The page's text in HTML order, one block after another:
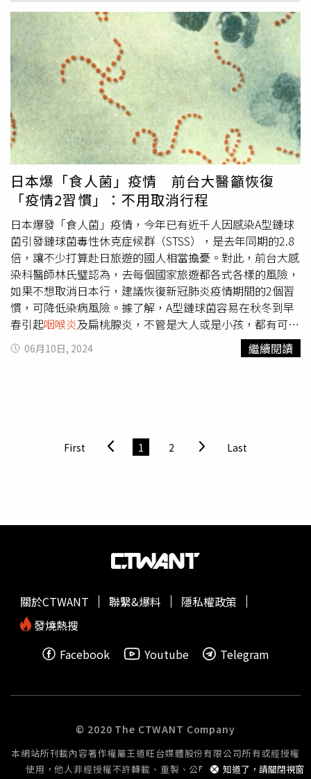
師表示，感染A型鏈球菌之後，常會發生咽喉炎、扁桃腺
炎，還有一些皮膚軟組織的發炎，少部分的人會出現風濕性
關節炎或風濕性心臟病等問題，而感染A型鏈球菌嚴重時會
引起休克、器官衰竭，甚至是死亡的危險，其中如果引發毒
性休克症候群（Streptococcal Toxic Shock Syndrome，簡
稱STSS）的時候，預估有超過三成的死亡率。「經過適當
的治療，A型鏈球菌感染的治癒率還是很高的。」何愉懷醫
師表示，目前針對A型鏈球菌的治療，主要以抗生素為主，
臨床上使用盤尼西林或頭孢子素的治療效果都很好，所以，
請大家不用太擔心。前陣子一位59歲的女性因為下腹部疼痛
就醫，後來因為休克被轉至花蓮慈院，後續在醫療團隊的細
心照護下，病況穩定後順利出院。花蓮慈濟醫院感染科何愉
懷醫師表示：戴口罩落實手部衛生，防疫做得好假期沒煩
惱。（圖／花蓮慈濟醫院提供）何愉懷醫師表示，其實A型
鏈球菌是很常見的細菌，以花蓮慈院為例，每年平均個案數
大約20至30例，2024年上半年則是收治8例。而在疾病管制
署監控下，臺灣目前沒有出現A型鏈球菌感染案例特別增加
的現象，所以，大家不用太過於恐慌，因為「食人菌」這個
別名很恐怖，就自己嚇自己。比起嚇人的A型鏈球菌，何愉
懷醫師提醒大家，臨床上發現，近日的新冠、流感、腸病毒
與腺病毒感染人數不停累積，而且本來換季時就是流感的好
保護周遭的人。防疫工作做得好，暑假出遊沒煩惱，何愉懷
醫師說，落實防疫維持身體健康，才能好好的享受愉快的假
日本爆「食人菌」疫情 前台大醫籲恢復
「疫情2習慣」：不用取消行程
日本爆發「食人菌」疫情，今年已有近千人因感染A型鏈球
菌引發鏈球菌毒性休克症候群（STSS），是去年同期的2.8
倍，讓不少打算赴日旅遊的國人相當擔憂。對此，前台大感
染科醫師林氏璧認為，去每個國家旅遊都各式各樣的風險，
如果不想取消日本行，建議恢復新冠肺炎疫情期間的2個習
慣，可降低染病風險。據了解，A型鏈球菌容易在秋冬到早
春引起咽喉炎及扁桃腺炎，不管是大人或是小孩，都有可能
會被感染，依侵犯部位不同，症狀也不一樣，最常見就是喉
嚨，造成化膿性扁桃腺炎，患者喉嚨扁桃腺像被塗上一層奶
是把necrotizing fasciitis（壞死性肌膜炎）俗稱flesh-eating
disease，而可以造成necrotizing fasciitis的細菌有很多，都
菌，其實兩者是一樣的東西，「個人建議應該是噬肉菌比較
情後的年代尤其如此，且新冠病毒還在不斷突變，有重症風
險因子的人還是有可能在旅遊中染病甚至到重症，對於可能
最重要的。林氏璧建議，如果民眾打算到日本旅遊，擔心會
感染A型鏈球菌，又不想因此取消行程，可以恢復新冠肺炎
可以去就可以去，「不是因此你去日本就一定不會遇到麻
06月10日, 2024 繼續閱讀
First 1 2 Last
知道了，請關閉視窗
關於CTWANT 聯繫&爆料
隱私權政策
發燒熱搜
Facebook
Youtube Telegram
© 2020 The CTWANT Company
本網站所刊載內容著作權屬王道旺台媒體股份有限公司所有或經授權
使用，他人非經授權不許轉載、重製、公開播送或公開傳輸。